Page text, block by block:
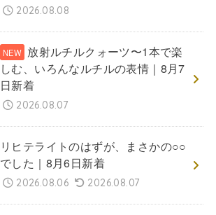
2026.08.08
放射ルチルクォーツ〜1本で楽
しむ、いろんなルチルの表情｜8月7
日新着
2026.08.07
リヒテライトのはずが、まさかの○○
でした｜8月6日新着
2026.08.06 2026.08.07